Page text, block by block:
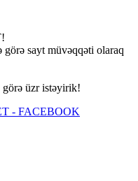
sayt müvəqqəti olaraq
görə üzr istəyirik!
- FACEBOOK